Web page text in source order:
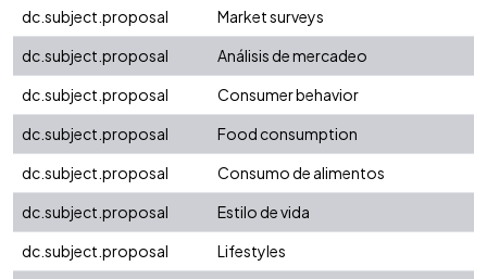
dc.subject.proposal
Market surveys
dc.subject.proposal
Análisis de mercadeo
dc.subject.proposal
Consumer behavior
dc.subject.proposal
Food consumption
dc.subject.proposal
Consumo de alimentos
dc.subject.proposal
Estilo de vida
dc.subject.proposal
Lifestyles